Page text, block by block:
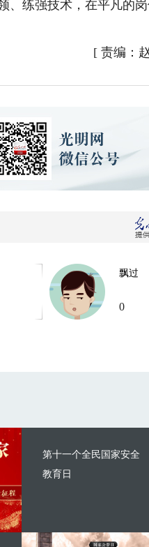
、练强技术，在平凡的
[ 责编：
飘过
0
第十一个全民国家安全
教育日